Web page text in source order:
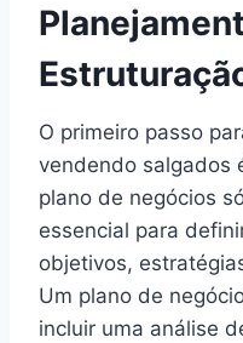
O primeiro passo
vendendo salgados
plano de negócios
essencial para
objetivos,
Um plano de
incluir uma análise